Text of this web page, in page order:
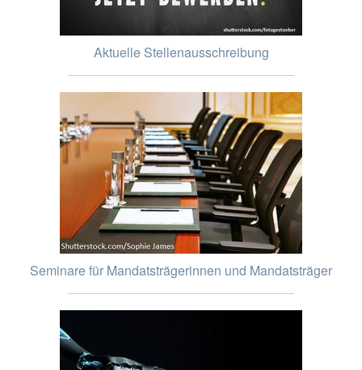
Aktuelle Stellenausschreibung
Seminare für Mandatsträgerinnen und Mandatsträger